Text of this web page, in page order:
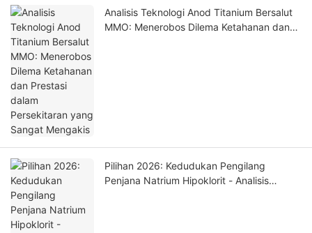
Analisis Teknologi Anod Titanium Bersalut
MMO: Menerobos Dilema Ketahanan dan
Pilihan 2026: Kedudukan Pengilang
Penjana Natrium Hipoklorit - Analisis